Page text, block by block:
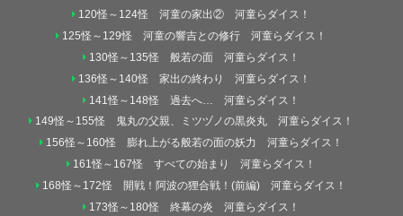
120怪～124怪 河童の家出② 河童らダイス！
125怪～129怪 河童の響吉との修行 河童らダイス！
130怪～135怪 般若の面 河童らダイス！
136怪～140怪 家出の終わり 河童らダイス！
141怪～148怪 過去へ… 河童らダイス！
149怪～155怪 鬼丸の父親、ミツヅノの黒炎丸 河童らダイス！
156怪～160怪 膨れ上がる般若の面の妖力 河童らダイス！
161怪～167怪 すべての始まり 河童らダイス！
168怪～172怪 開戦！阿波の狸合戦！(前編) 河童らダイス！
173怪～180怪 終幕の炎 河童らダイス！